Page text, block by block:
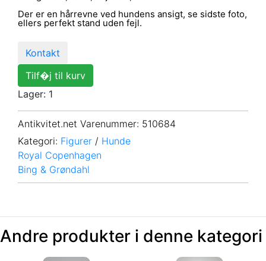
Der er en hårrevne ved hundens ansigt, se sidste foto,
ellers perfekt stand uden fejl.
Kontakt
Tilf�j til kurv
Lager: 1
Antikvitet.net Varenummer: 510684
Kategori: Figurer / Hunde
Royal Copenhagen
Bing & Grøndahl
Andre produkter i denne kategori